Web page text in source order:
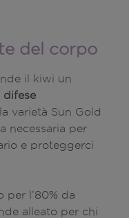
del corpo
il kiwi un
difese
varietà Sun Gold
necessaria per
e proteggerci
per l’80% da
alleato per chi